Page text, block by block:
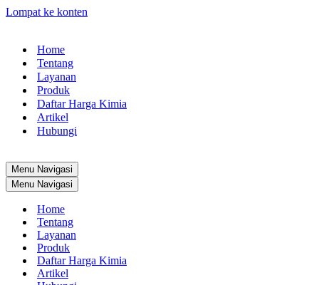
Lompat ke konten
Home
Tentang
Layanan
Produk
Daftar Harga Kimia
Artikel
Hubungi
Menu Navigasi
Menu Navigasi
Home
Tentang
Layanan
Produk
Daftar Harga Kimia
Artikel